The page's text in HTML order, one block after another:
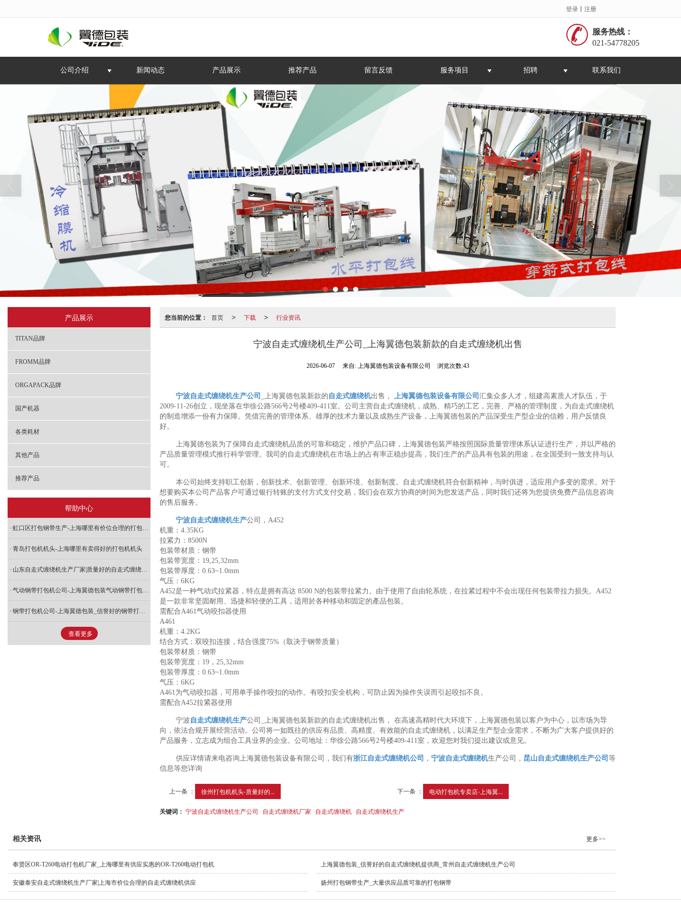
登录 丨 注册
服务热线：
021-54778205
公司介绍 新闻动态 产品展示 推荐产品 留言反馈 服务项目 招聘 联系我们
您当前的位置： 首页 > 下载 > 行业资讯
宁波自走式缠绕机生产公司_上海翼德包装新款的自走式缠绕机出售
2026-06-07 来自: 上海翼德包装设备有限公司 浏览次数:43
宁波自走式缠绕机生产公司 _上海翼德包装新款的 自走式缠绕机出售， 上海翼德包装设备有限公司 汇集众多人才，组建高素质人才队伍，于
2009-11-26创立，现坐落在华徐公路566号2号楼409-411室。公司主营自走式缠绕机，成熟、精巧的工艺，完善、严格的管理制度，为自走式缠绕机
的制造增添一份有力保障。凭借完善的管理体系、雄厚的技术力量以及成熟生产设备，上海翼德包装的产品深受生产型企业的信赖，用户反馈良
好。
上海翼德包装为了保障自走式缠绕机品质的可靠和稳定，维护产品口碑，上海翼德包装严格按照国际质量管理体系认证进行生产，并以严格的
产品质量管理模式推行科学管理。我司的自走式缠绕机在市场上的占有率正稳步提高，我们生产的产品具有包装的用途，在全国受到一致支持与认
可。
本公司始终支持职工创新，创新技术、创新管理、创新环境、创新制度。自走式缠绕机符合创新精神，与时俱进，适应用户多变的需求。对于
想要购买本公司产品客户可通过银行转账的支付方式支付交易，我们会在双方协商的时间为您发送产品，同时我们还将为您提供免费产品信息咨询
的售后服务。
宁波自走式缠绕机生产公司，A452
机重：4.35KG
拉紧力：8500N
包装带材质：钢带
包装带宽度：19,25,32mm
包装带厚度：0.63~1.0mm
气压：6KG
A452是一种气动式拉紧器，特点是拥有高达 8500 N的包装带拉紧力。由于使用了自由轮系统，在拉紧过程中不会出现任何包装带拉力损失。A452
是一款非常坚固耐用、迅捷和轻便的工具，适用於各种移动和固定的產品包装。
需配合A461气动咬扣器使用
A461
机重：4.2KG
结合方式：双咬扣连接，结合强度75%（取决于钢带质量）
包装带材质：钢带
包装带宽度：19，25,32mm
包装带厚度：0.63~1.0mm
气压：6KG
A461为气动咬扣器，可用单手操作咬扣的动作。有咬扣安全机构，可防止因为操作失误而引起咬扣不良。
需配合A452拉紧器使用
宁波 自走式缠绕机生产公司_上海翼德包装新款的自走式缠绕机出售， 在高速高精时代大环境下，上海翼德包装以客户为中心，以市场为导
向，依法合规开展经营活动。公司将一如既往的供应有品质、高精度、有效能的自走式缠绕机，以满足生产型企业需求，不断为广大客户提供好的
产品服务，立志成为组合工具业界的企业。公司地址：华徐公路566号2号楼409-411室，欢迎您对我们提出建议或意见。
供应详情请来电咨询上海翼德包装设备有限公司，我们有浙江自走式缠绕机公司 ， 宁波自走式缠绕机生产公司， 昆山自走式缠绕机生产公司 等
信息等您详询
上一条 ： 徐州打包机机头-质量好的... 下一条 ： 电动打包机专卖店-上海翼...
关键词： 宁波自走式缠绕机生产公司 自走式缠绕机厂家 自走式缠绕机 自走式缠绕机生产
产品展示
TITAN品牌
FROMM品牌
ORGAPACK品牌
国产机器
各类耗材
其他产品
推荐产品
帮助中心
虹口区打包钢带生产-上海哪里有价位合理的打包钢带
青岛打包机机头-上海哪里有卖得好的打包机机头
山东自走式缠绕机生产厂家|质量好的自走式缠绕机格
气动钢带打包机公司-上海翼德包装气动钢带打包机价钱怎么样
钢带打包机公司-上海翼德包装_信誉好的钢带打包带提供商
查看更多
相关资讯 更多>>
奉贤区OR-T260电动打包机厂家_上海哪里有供应实惠的OR-T260电动打包机 上海翼德包装_信誉好的自走式缠绕机提供商_常州自走式缠绕机生产公司
安徽泰安自走式缠绕机生产厂家|上海市价位合理的自走式缠绕机供应 扬州打包钢带生产_大量供应品质可靠的打包钢带